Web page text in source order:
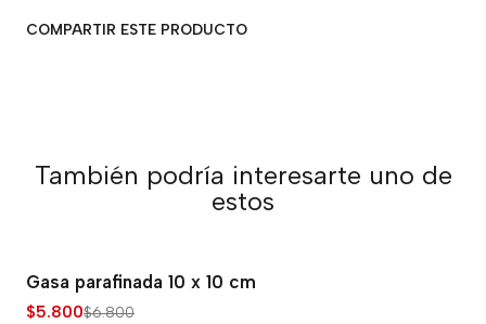
COMPARTIR ESTE PRODUCTO
También podría interesarte uno de
estos
-15% OFF
Gasa parafinada 10 x 10 cm
$5.800$6.800